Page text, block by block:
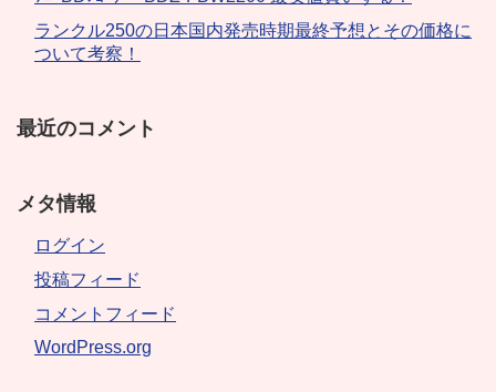
ランクル250の日本国内発売時期最終予想とその価格に
ついて考察！
最近のコメント
メタ情報
ログイン
投稿フィード
コメントフィード
WordPress.org